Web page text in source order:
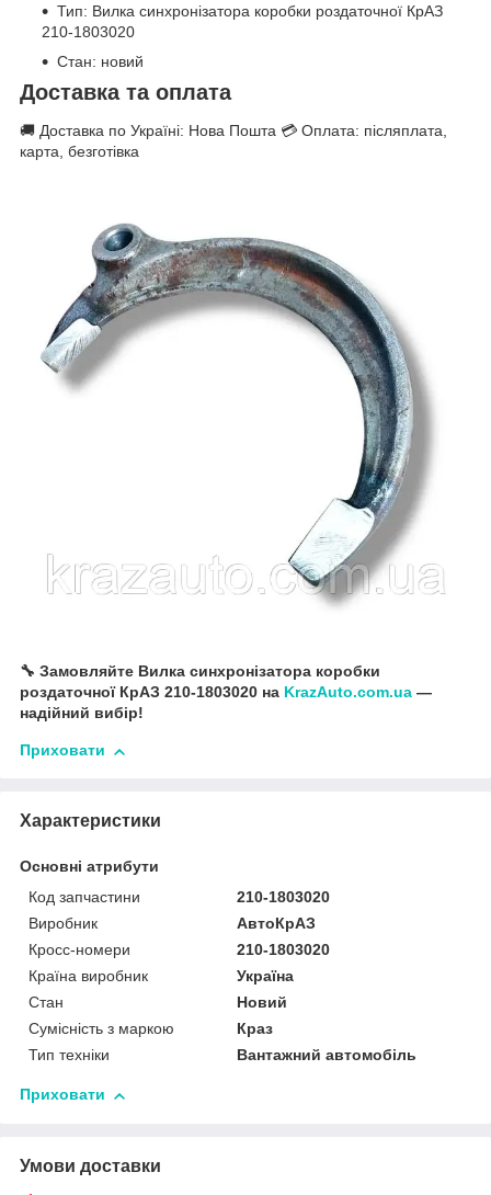
Тип: Вилка синхронізатора коробки роздаточної КрАЗ
210-1803020
Стан: новий
Доставка та оплата
🚚 Доставка по Україні: Нова Пошта 💳 Оплата: післяплата,
карта, безготівка
🔧 Замовляйте Вилка синхронізатора коробки
роздаточної КрАЗ 210-1803020 на KrazAuto.com.ua —
надійний вибір!
Приховати
Характеристики
Основні атрибути
Код запчастини
210-1803020
Виробник
АвтоКрАЗ
Кросс-номери
210-1803020
Країна виробник
Україна
Стан
Новий
Сумісність з маркою
Краз
Тип техніки
Вантажний автомобіль
Приховати
Умови доставки